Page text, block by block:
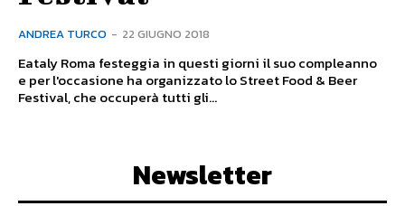
ANDREA TURCO - 22 GIUGNO 2018
Eataly Roma festeggia in questi giorni il suo compleanno
e per l'occasione ha organizzato lo Street Food & Beer
Festival, che occuperà tutti gli...
Newsletter